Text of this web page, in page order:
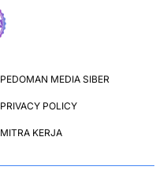
PEDOMAN MEDIA SIBER
PRIVACY POLICY
MITRA KERJA